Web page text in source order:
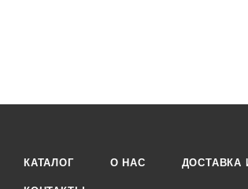
КАТАЛОГ О НАС ДОСТАВКА